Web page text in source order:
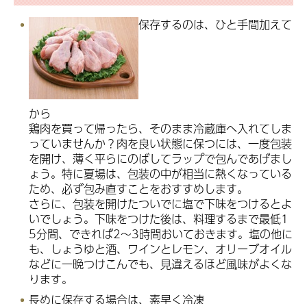
保存するのは、ひと手間加えて
から
鶏肉を買って帰ったら、そのまま冷蔵庫へ入れてしま
っていませんか？肉を良い状態に保つには、一度包装
を開け、薄く平らにのばしてラップで包んであげまし
ょう。特に夏場は、包装の中が相当に熱くなっている
ため、必ず包み直すことをおすすめします。
さらに、包装を開けたついでに塩で下味をつけるとよ
いでしょう。下味をつけた後は、料理するまで最低1
5分間、できれば2～3時間おいておきます。塩の他に
も、しょうゆと酒、ワインとレモン、オリーブオイル
などに一晩つけこんでも、見違えるほど風味がよくな
ります。
長めに保存する場合は、素早く冷凍